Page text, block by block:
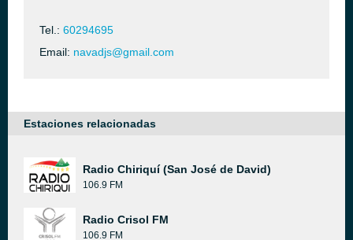
Tel.: 60294695
Email: navadjs@gmail.com
Estaciones relacionadas
Radio Chiriquí (San José de David)
106.9 FM
Radio Crisol FM
106.9 FM